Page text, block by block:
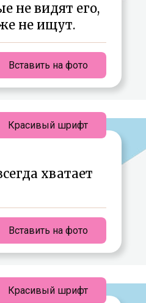
не видят его,
не ищут.
Вставить на фото
хватает
Вставить на фото
Красивый шрифт
Красивый шрифт